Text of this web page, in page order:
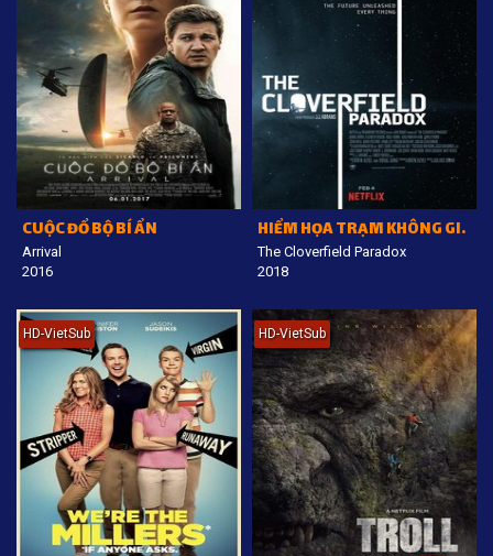
CUỘC ĐỔ BỘ BÍ ẨN
Arrival
2016
HIỂM HỌA TRẠM KHÔNG GIAN
The Cloverfield Paradox
2018
HD-VietSub HD-VietSub